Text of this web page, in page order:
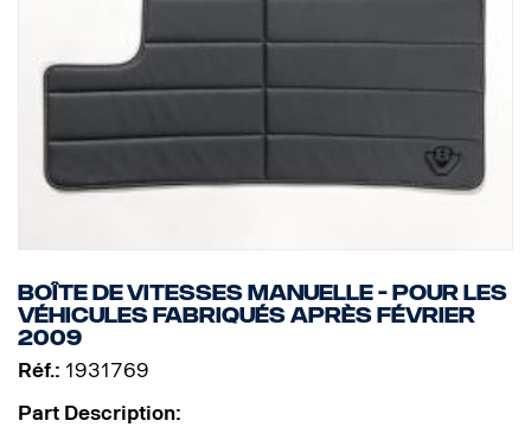
Boîte de vitesses manuelle - Pour les
véhicules fabriqués après février
2009
Réf.: 1931769
Part Description: